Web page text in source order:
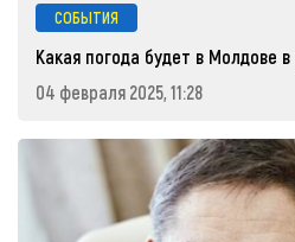
СОБЫТИЯ
Какая погода будет в Молдове
04 февраля 2025, 11:28